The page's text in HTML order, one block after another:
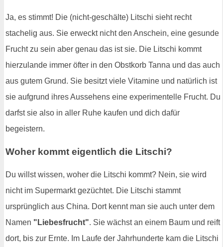
Ja, es stimmt! Die (nicht-geschälte) Litschi sieht recht
stachelig aus. Sie erweckt nicht den Anschein, eine gesunde
Frucht zu sein aber genau das ist sie. Die Litschi kommt
hierzulande immer öfter in den Obstkorb Tanna und das auch
aus gutem Grund. Sie besitzt viele Vitamine und natürlich ist
sie aufgrund ihres Aussehens eine experimentelle Frucht. Du
darfst sie also in aller Ruhe kaufen und dich dafür
begeistern.
Woher kommt eigentlich die Litschi?
Du willst wissen, woher die Litschi kommt? Nein, sie wird
nicht im Supermarkt gezüchtet. Die Litschi stammt
ursprünglich aus China. Dort kennt man sie auch unter dem
Namen "Liebesfrucht". Sie wächst an einem Baum und reift
dort, bis zur Ernte. Im Laufe der Jahrhunderte kam die Litschi